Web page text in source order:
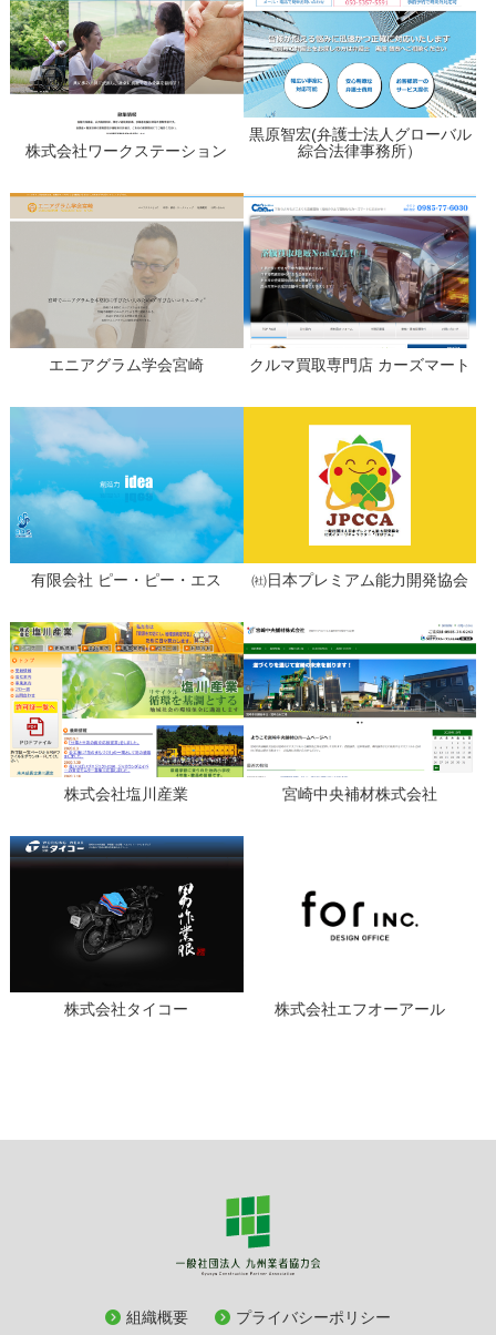
株式会社ワークステーション
黒原智宏(弁護士法人グローバル
綜合法律事務所）
エニアグラム学会宮崎 クルマ買取専門店 カーズマート
有限会社 ピー・ピー・エス ㈳日本プレミアム能力開発協会
株式会社塩川産業 宮崎中央補材株式会社
株式会社タイコー 株式会社エフオーアール
組織概要 プライバシーポリシー